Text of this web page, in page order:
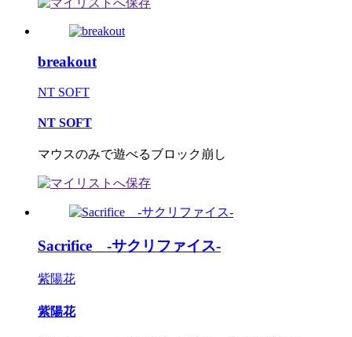
breakout
NT SOFT
NT SOFT
マウスのみで遊べるブロック崩し
Sacrifice -サクリファイス-
紫陽花
紫陽花